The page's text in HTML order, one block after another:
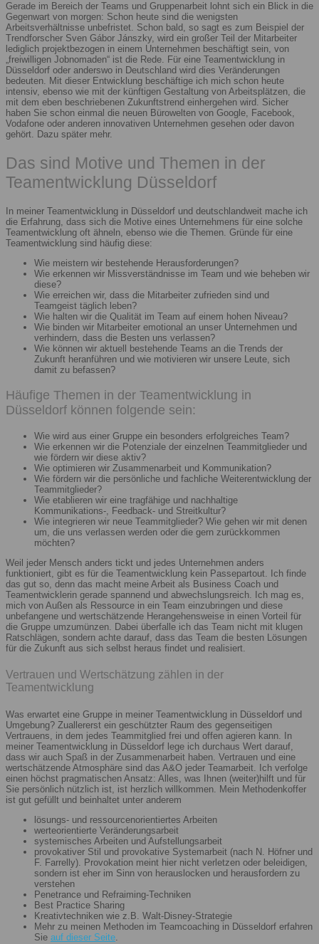
Gerade im Bereich der Teams und Gruppenarbeit lohnt sich ein Blick in die
Gegenwart von morgen: Schon heute sind die wenigsten
Arbeitsverhältnisse unbefristet. Schon bald, so sagt es zum Beispiel der
Trendforscher Sven Gábor Jánszky, wird ein großer Teil der Mitarbeiter
lediglich projektbezogen in einem Unternehmen beschäftigt sein, von
„freiwilligen Jobnomaden“ ist die Rede. Für eine Teamentwicklung in
Düsseldorf oder anderswo in Deutschland wird dies Veränderungen
bedeuten. Mit dieser Entwicklung beschäftige ich mich schon heute
intensiv, ebenso wie mit der künftigen Gestaltung von Arbeitsplätzen, die
mit dem eben beschriebenen Zukunftstrend einhergehen wird. Sicher
haben Sie schon einmal die neuen Bürowelten von Google, Facebook,
Vodafone oder anderen innovativen Unternehmen gesehen oder davon
gehört. Dazu später mehr.
Das sind Motive und Themen in der
Teamentwicklung Düsseldorf
In meiner Teamentwicklung in Düsseldorf und deutschlandweit mache ich
die Erfahrung, dass sich die Motive eines Unternehmens für eine solche
Teamentwicklung oft ähneln, ebenso wie die Themen. Gründe für eine
Teamentwicklung sind häufig diese:
Wie meistern wir bestehende Herausforderungen?
Wie erkennen wir Missverständnisse im Team und wie beheben wir
diese?
Wie erreichen wir, dass die Mitarbeiter zufrieden sind und
Teamgeist täglich leben?
Wie halten wir die Qualität im Team auf einem hohen Niveau?
Wie binden wir Mitarbeiter emotional an unser Unternehmen und
verhindern, dass die Besten uns verlassen?
Wie können wir aktuell bestehende Teams an die Trends der
Zukunft heranführen und wie motivieren wir unsere Leute, sich
damit zu befassen?
Häufige Themen in der Teamentwicklung in
Düsseldorf können folgende sein:
Wie wird aus einer Gruppe ein besonders erfolgreiches Team?
Wie erkennen wir die Potenziale der einzelnen Teammitglieder und
wie fördern wir diese aktiv?
Wie optimieren wir Zusammenarbeit und Kommunikation?
Wie fördern wir die persönliche und fachliche Weiterentwicklung der
Teammitglieder?
Wie etablieren wir eine tragfähige und nachhaltige
Kommunikations-, Feedback- und Streitkultur?
Wie integrieren wir neue Teammitglieder? Wie gehen wir mit denen
um, die uns verlassen werden oder die gern zurückkommen
möchten?
Weil jeder Mensch anders tickt und jedes Unternehmen anders
funktioniert, gibt es für die Teamentwicklung kein Passepartout. Ich finde
das gut so, denn das macht meine Arbeit als Business Coach und
Teamentwicklerin gerade spannend und abwechslungsreich. Ich mag es,
mich von Außen als Ressource in ein Team einzubringen und diese
unbefangene und wertschätzende Herangehensweise in einen Vorteil für
die Gruppe umzumünzen. Dabei überfalle ich das Team nicht mit klugen
Ratschlägen, sondern achte darauf, dass das Team die besten Lösungen
für die Zukunft aus sich selbst heraus findet und realisiert.
Vertrauen und Wertschätzung zählen in der
Teamentwicklung
Was erwartet eine Gruppe in meiner Teamentwicklung in Düsseldorf und
Umgebung? Zuallererst ein geschützter Raum des gegenseitigen
Vertrauens, in dem jedes Teammitglied frei und offen agieren kann. In
meiner Teamentwicklung in Düsseldorf lege ich durchaus Wert darauf,
dass wir auch Spaß in der Zusammenarbeit haben. Vertrauen und eine
wertschätzende Atmosphäre sind das A&O jeder Teamarbeit. Ich verfolge
einen höchst pragmatischen Ansatz: Alles, was Ihnen (weiter)hilft und für
Sie persönlich nützlich ist, ist herzlich willkommen. Mein Methodenkoffer
ist gut gefüllt und beinhaltet unter anderem
lösungs- und ressourcenorientiertes Arbeiten
werteorientierte Veränderungsarbeit
systemisches Arbeiten und Aufstellungsarbeit
provokativer Stil und provokative Systemarbeit (nach N. Höfner und
F. Farrelly). Provokation meint hier nicht verletzen oder beleidigen,
sondern ist eher im Sinn von herauslocken und herausfordern zu
verstehen
Penetrance und Refraiming-Techniken
Best Practice Sharing
Kreativtechniken wie z.B. Walt-Disney-Strategie
Mehr zu meinen Methoden im Teamcoaching in Düsseldorf erfahren
Sie auf dieser Seite.